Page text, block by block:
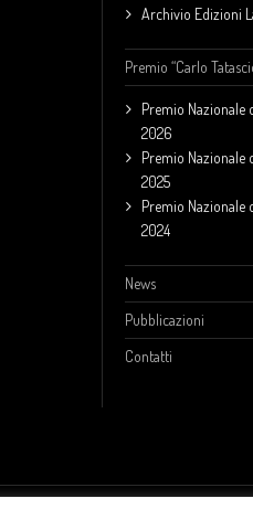
Archivio Edizioni
Premio “Carlo
Premio Nazionale
2026
Premio Nazionale
2025
Premio Nazionale
2024
News
Pubblicazioni
Contatti